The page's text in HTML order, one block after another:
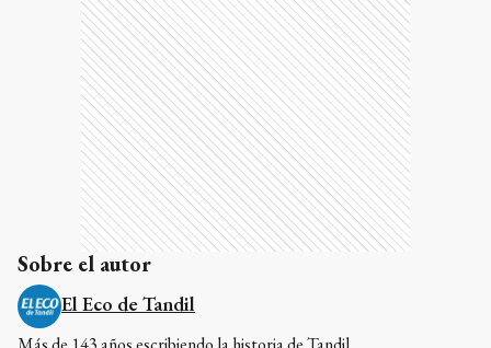
Sobre el autor
El Eco de Tandil